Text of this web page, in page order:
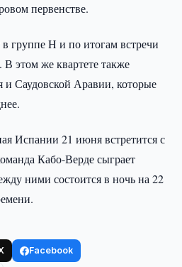
первенстве.
группе H и по итогам встречи
этом же квартете также
и Саудовской Аравии, которые
Испании 21 июня встретится с
Кабо-Верде сыграет
ними состоится в ночь на 22
Facebook